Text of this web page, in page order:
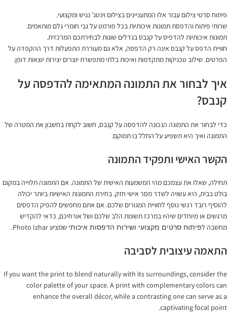
פיתוח סרטי צילום עבור אלו המתעניינים בצילום וינטג’ נגיש ומקצועי.
שרותי פיתוח והדפסת תמונות איכותיות בכל פורמט על גבי חומרי גלם מותאמים.
תמונות איכותיות להדפיס על קנבס בגדלים שונות לבחירתכם המרכזית.
חוויית הדפס על קנבס אינה רק הדפסה, אלא גם מעוררת התפעלות דרך ההקפדה על
הפרטים. שילוב טכניקות מתקדמות ואיכות בלתי מתפשרת יוצרים יצירות יוצאות דופן.
איך לבחור את התמונה המתאימה להדפסה על
קנבס?
כדי לבחור את התמונה הנכונה להדפסה על קנבס, חשוב לקחת בחשבון את המטרה של
התמונה ואיך היא תשפיע על החלל בו תמוקם.
הקשר האישי ותפקיד התמונה
תחילה, שאלו את עצמכם מהי המשמעות האישית של התמונה. אם התמונה תלוייה במקום
בולט בבית, היא עשויה לשדר מסר אישי חזק. בחירת התמונות האישיות ביותר יכולה
להוסיף רובד רגשי נוסף לחוויית המגורים שלכם. אם אתם מחפשים להפיק הדפסים
מרגשים או מיוחדים שיהיו במרכז תשומת הלב שלכם ושל אורחיכם, כדאי להקדיש
מחשבה לפיתוח סרטים מקצועי ושירות הדפסות איכותי שמציע Photo Izhar.
התאמה עיצובית לסביבה
If you want the print to blend naturally with its surroundings, consider the
color palette of your space. A print with complementary colors can
enhance the overall décor, while a contrasting one can serve as a
captivating focal point.